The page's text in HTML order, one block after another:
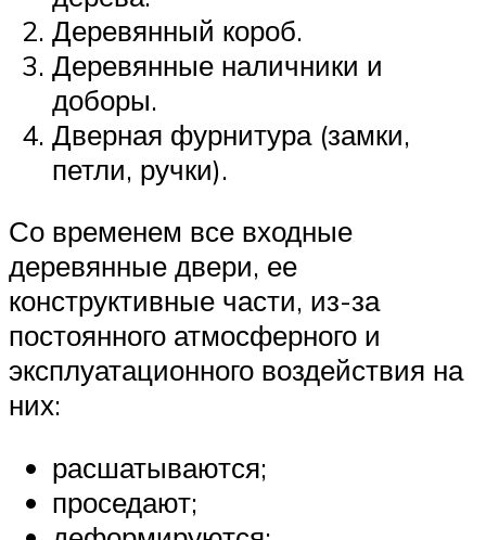
Деревянный короб.
Деревянные наличники и
доборы.
Дверная фурнитура (замки,
петли, ручки).
Со временем все входные
деревянные двери, ее
конструктивные части, из-за
постоянного атмосферного и
эксплуатационного воздействия на
них:
расшатываются;
проседают;